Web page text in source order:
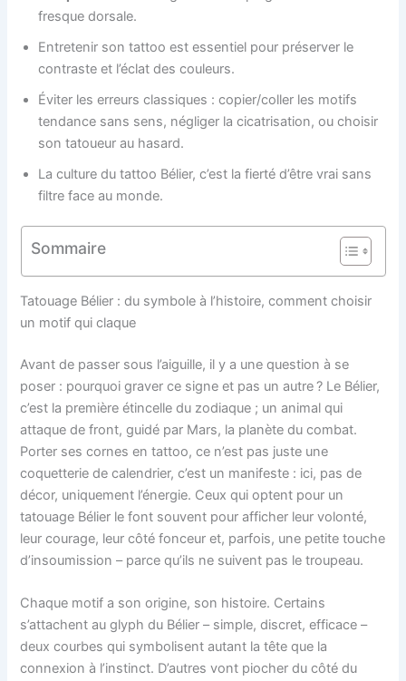
fresque dorsale.
Entretenir son tattoo est essentiel pour préserver le
contraste et l’éclat des couleurs.
Éviter les erreurs classiques : copier/coller les motifs
tendance sans sens, négliger la cicatrisation, ou choisir
son tatoueur au hasard.
La culture du tattoo Bélier, c’est la fierté d’être vrai sans
filtre face au monde.
Sommaire
Tatouage Bélier : du symbole à l’histoire, comment choisir
un motif qui claque
Avant de passer sous l’aiguille, il y a une question à se
poser : pourquoi graver ce signe et pas un autre ? Le Bélier,
c’est la première étincelle du zodiaque ; un animal qui
attaque de front, guidé par Mars, la planète du combat.
Porter ses cornes en tattoo, ce n’est pas juste une
coquetterie de calendrier, c’est un manifeste : ici, pas de
décor, uniquement l’énergie. Ceux qui optent pour un
tatouage Bélier le font souvent pour afficher leur volonté,
leur courage, leur côté fonceur et, parfois, une petite touche
d’insoumission – parce qu’ils ne suivent pas le troupeau.
Chaque motif a son origine, son histoire. Certains
s’attachent au glyph du Bélier – simple, discret, efficace –
deux courbes qui symbolisent autant la tête que la
connexion à l’instinct. D’autres vont piocher du côté du